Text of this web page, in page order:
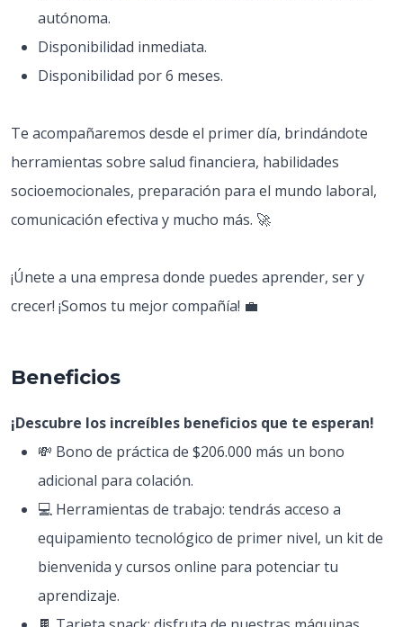
autónoma.
Disponibilidad inmediata.
Disponibilidad por 6 meses.
Te acompañaremos desde el primer día, brindándote
herramientas sobre salud financiera, habilidades
socioemocionales, preparación para el mundo laboral,
comunicación efectiva y mucho más. 🚀
¡Únete a una empresa donde puedes aprender, ser y
crecer! ¡Somos tu mejor compañía! 💼
Beneficios
¡Descubre los increíbles beneficios que te esperan!
💸 Bono de práctica de $206.000 más un bono
adicional para colación.
💻 Herramientas de trabajo: tendrás acceso a
equipamiento tecnológico de primer nivel, un kit de
bienvenida y cursos online para potenciar tu
aprendizaje.